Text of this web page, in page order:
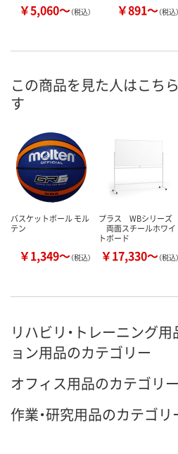
￥5,060～（税込） ￥891～（税込）
この商品を見た人はこち
す
バスケットボール モル
テン
￥1,349～（税込）
プラス WBシリーズ
両面スチールホワイ
トボード
￥17,330～（税込）
リハビリ・トレーニング
ョン用品のカテゴリー
オフィス用品のカテゴリー
作業・研究用品のカテゴリ